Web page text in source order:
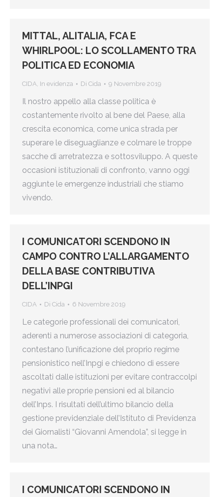
MITTAL, ALITALIA, FCA E
WHIRLPOOL: LO SCOLLAMENTO TRA
POLITICA ED ECONOMIA
CIDA, In evidenza Di Cida 9 Novembre 2019
Il nostro appello alla classe politica è
costantemente rivolto al bene del Paese, alla
crescita economica, come unica strada per
superare le diseguaglianze e colmare le troppe
sacche di arretratezza e sottosviluppo. A queste
occasioni istituzionali di confronto, vanno oggi
aggiunte le emergenze industriali che stiamo
vivendo.
I COMUNICATORI SCENDONO IN
CAMPO CONTRO L’ALLARGAMENTO
DELLA BASE CONTRIBUTIVA
DELL’INPGI
CIDA Di Cida 6 Novembre 2019
Le categorie professionali dei comunicatori,
aderenti a numerose associazioni di categoria,
contestano l’unificazione del proprio regime
pensionistico nell’Inpgi e chiedono di essere
ascoltati dalle istituzioni per evitare contraccolpi
negativi alle proprie pensioni ed al bilancio
dell’Inps. I risultati dell’ultimo bilancio della
gestione previdenziale dell’Istituto di Previdenza
dei Giornalisti “Giovanni Amendola”, si legge in
una nota…
I COMUNICATORI SCENDONO IN